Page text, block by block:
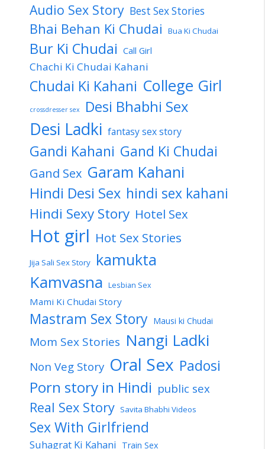
Audio Sex Story Best Sex Stories
Bhai Behan Ki Chudai Bua Ki Chudai
Bur Ki Chudai Call Girl
Chachi Ki Chudai Kahani
Chudai Ki Kahani College Girl
crossdresser sex Desi Bhabhi Sex
Desi Ladki fantasy sex story
Gandi Kahani Gand Ki Chudai
Gand Sex Garam Kahani
Hindi Desi Sex hindi sex kahani
Hindi Sexy Story Hotel Sex
Hot girl Hot Sex Stories
Jija Sali Sex Story kamukta
Kamvasna Lesbian Sex
Mami Ki Chudai Story
Mastram Sex Story Mausi ki Chudai
Mom Sex Stories Nangi Ladki
Non Veg Story Oral Sex Padosi
Porn story in Hindi public sex
Real Sex Story Savita Bhabhi Videos
Sex With Girlfriend
Suhagrat Ki Kahani Train Sex